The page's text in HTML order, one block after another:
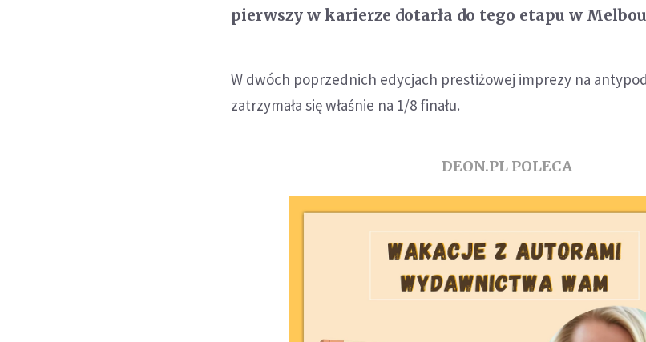
pierwszy w karierze dotarła do tego etapu w
W dwóch poprzednich edycjach prestiżowej imprezy na
zatrzymała się właśnie na 1/8 finału.
DEON.PL POLECA